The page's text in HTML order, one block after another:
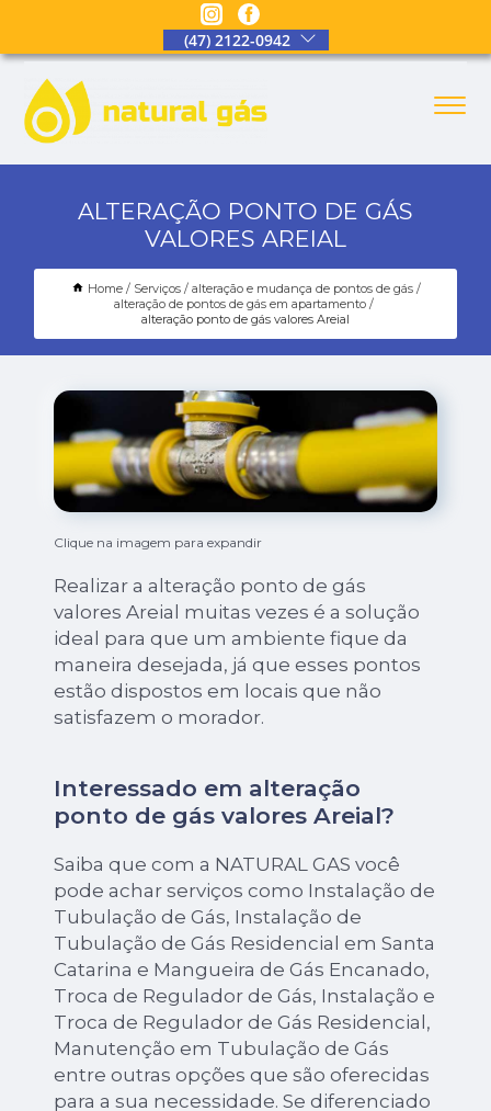
(47) 2122-0942
ALTERAÇÃO PONTO DE GÁS
VALORES AREIAL
Home Serviços
alteração e mudança de pontos de gás
alteração de pontos de gás em apartamento
alteração ponto de gás valores Areial
Clique na imagem para expandir
Realizar a alteração ponto de gás
valores Areial muitas vezes é a solução
ideal para que um ambiente fique da
maneira desejada, já que esses pontos
estão dispostos em locais que não
satisfazem o morador.
Interessado em alteração
ponto de gás valores Areial?
Saiba que com a NATURAL GAS você
pode achar serviços como Instalação de
Tubulação de Gás, Instalação de
Tubulação de Gás Residencial em Santa
Catarina e Mangueira de Gás Encanado,
Troca de Regulador de Gás, Instalação e
Troca de Regulador de Gás Residencial,
Manutenção em Tubulação de Gás
entre outras opções que são oferecidas
para a sua necessidade. Se diferenciado